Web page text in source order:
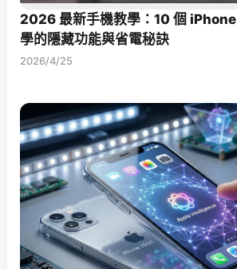
2026 最新手機教學：10 個
學的隱藏功能與省電秘訣
2026/4/25